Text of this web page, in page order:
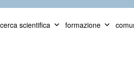
scientifica formazione